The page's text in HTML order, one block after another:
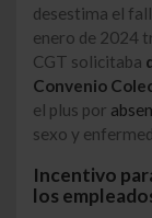
desestima el
enero de 2024
CGT solicitaba
Convenio
el plus por
sexo y
Incentivo
los